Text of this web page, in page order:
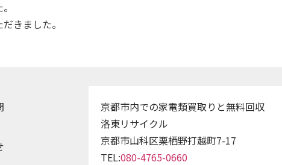
きました。
京都市内での家電類買取りと無料回収
洛東リサイクル
京都市山科区栗栖野打越町7-17
TEL:080-4765-0660